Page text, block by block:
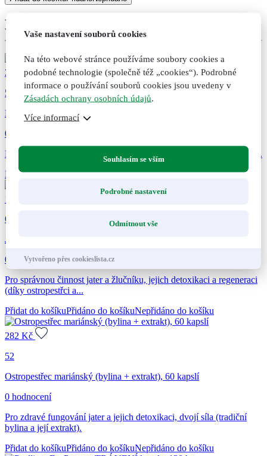
tea®,
Doporučené kombinace
289
Kč
51
Bylinné kapsle Trávení, 60 kapslí
0 hodnocení
Pro dobré trávení a správnou funkci žaludku a střev. Doplněk stravy.
Přidat do košíkuPřidáno do košíkuNepřidáno do košíku
169
64
Játra – žlučník, originální bylinné kapky, 50 ml
0 hodnocení
Pro správnou činnost jater a žlučníku, jejich detoxikaci a regeneraci
(díky ostropestřci a...
Přidat do košíkuPřidáno do košíkuNepřidáno do košíku
282 Kč
52
Ostropestřec mariánský (bylina + extrakt), 60 kapslí
0 hodnocení
Pro zdravé fungování jater a jejich detoxikaci, dvojí síla (tradiční
bylina a její extrakt).
Přidat do košíkuPřidáno do košíkuNepřidáno do košíku
Vaše nastavení souborů cookies
Na této webové stránce používáme soubory cookies a
podobné technologie (společně též „cookies“). Podrobné
informace o používání souborů cookies jsou uvedeny v
Zásadách ochrany osobních údajů.
Více informací
Souhlasím se vším
Podrobné nastavení
Odmítnout vše
Vytvořeno přes cookieslista.cz